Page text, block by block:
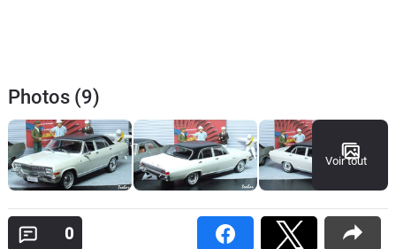
Photos (9)
Voir tout
0